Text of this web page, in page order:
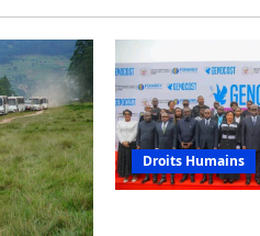
Droits Humains